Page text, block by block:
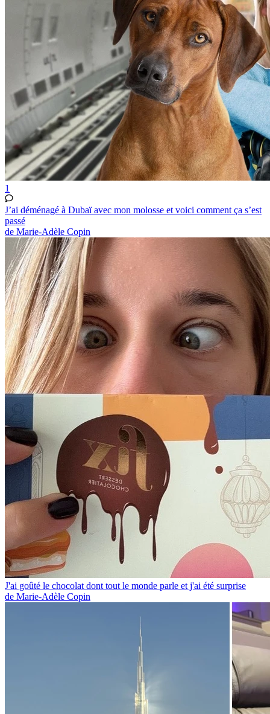
1
J’ai déménagé à Dubaï avec mon molosse et voici comment ça s’est
passé
de Marie-Adèle Copin
J'ai goûté le chocolat dont tout le monde parle et j'ai été surprise
de Marie-Adèle Copin